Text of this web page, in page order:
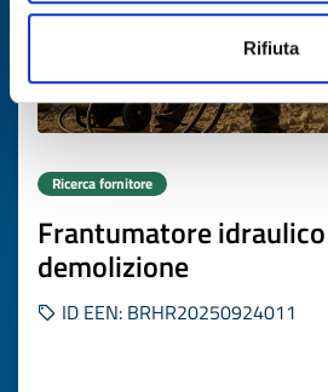
Rifiuta
Ricerca fornitore
Frantumatore
demolizione
ID EEN: BRHR20250924011